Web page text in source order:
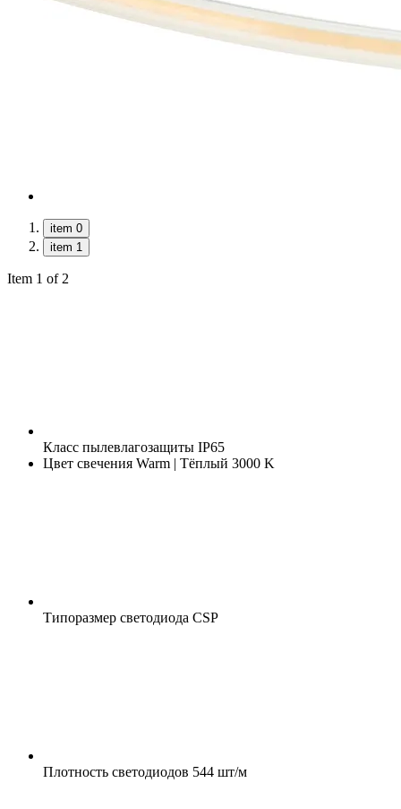
item 0
item 1
Item 1 of 2
Класс пылевлагозащиты IP65
Цвет свечения Warm | Тёплый 3000 K
Типоразмер светодиода CSP
Плотность светодиодов 544 шт/м